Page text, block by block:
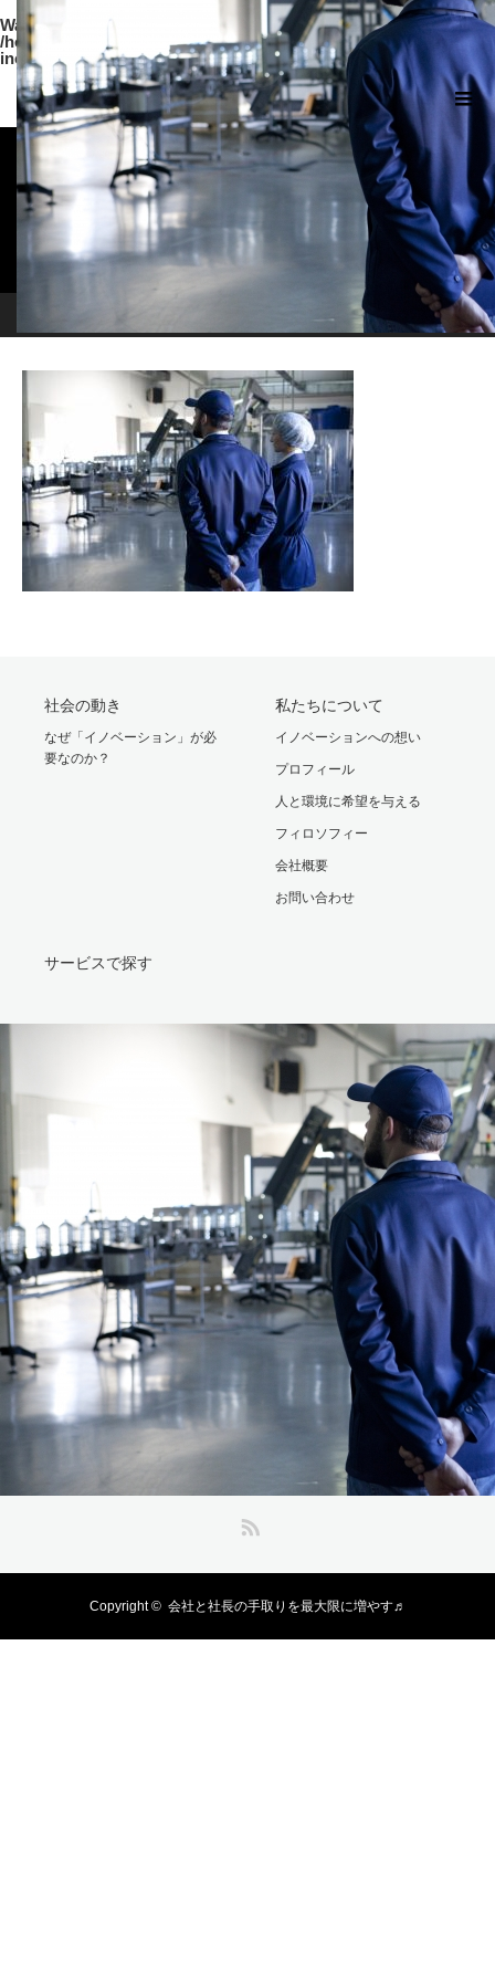
Warning
: strpos() expects parameter 1 to be string, array given in
/home/sora1226/resage.co.jp/public_html/wp-
includes/blocks.phpon line20
CSR01
社会の動き
なぜ「イノベーション」が必
要なのか？
私たちについて
イノベーションへの想い
プロフィール
人と環境に希望を与える
フィロソフィー
会社概要
お問い合わせ
サービスで探す
Copyright © 会社と社長の手取りを最大限に増やす♬